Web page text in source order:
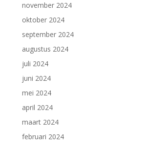
november 2024
oktober 2024
september 2024
augustus 2024
juli 2024
juni 2024
mei 2024
april 2024
maart 2024
februari 2024